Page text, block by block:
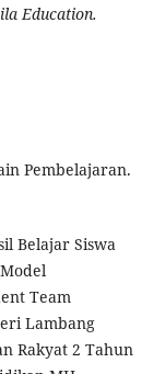
Education.
Pembelajaran.
Belajar Siswa
Team
Lambang
Rakyat 2 Tahun